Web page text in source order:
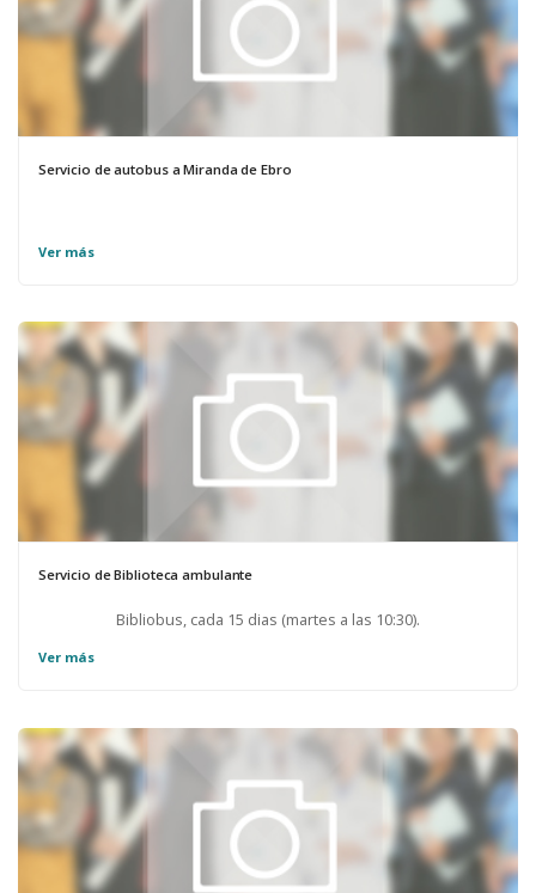
Servicio de autobus a Miranda de Ebro
Ver más
Servicio de Biblioteca ambulante
Bibliobus, cada 15 dias (martes a las 10:30).
Ver más